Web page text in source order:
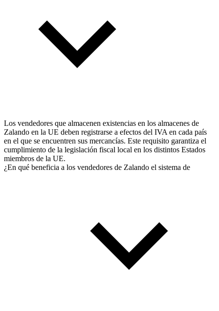
Los vendedores que almacenen existencias en los almacenes de
Zalando en la UE deben registrarse a efectos del IVA en cada país
en el que se encuentren sus mercancías. Este requisito garantiza el
cumplimiento de la legislación fiscal local en los distintos Estados
miembros de la UE.
¿En qué beneficia a los vendedores de Zalando el sistema de